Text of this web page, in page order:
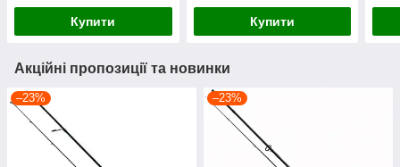
Купити Купити
Акційні пропозиції та новинки
–23% –23%